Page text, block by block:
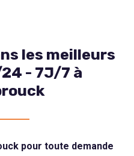
les meilleurs
- 7J/7 à
pour toute demande